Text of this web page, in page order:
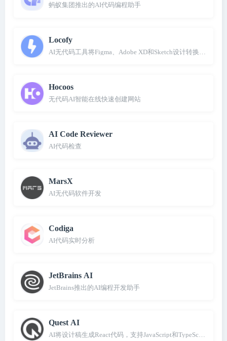
蚂蚁集团推出的AI代码编程助手
Locofy
AI无代码工具将Figma、Adobe XD和Sketch设计转换成前端代
Hocoos
无代码AI智能在线快速创建网站
AI Code Reviewer
AI代码检查
MarsX
AI无代码软件开发
Codiga
AI代码实时分析
JetBrains AI
JetBrains推出的AI编程开发助手
Quest AI
AI将设计稿生成React代码，支持JavaScript和TypeScript